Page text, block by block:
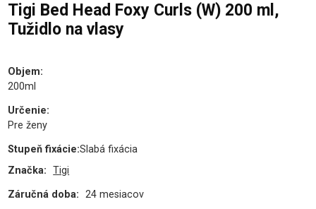
Tigi Bed Head Foxy Curls (W) 200 ml,
Tužidlo na vlasy
Objem:
200ml
Určenie:
Pre ženy
Stupeň fixácie:Slabá fixácia
Značka: Tigi
Záručná doba: 24 mesiacov